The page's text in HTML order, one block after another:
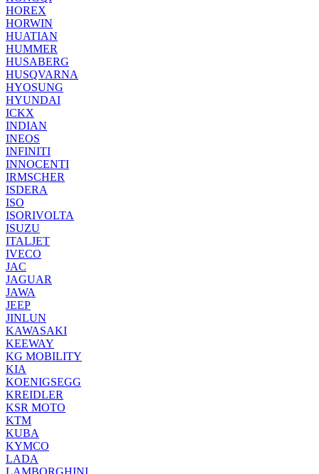
HOREX
HORWIN
HUATIAN
HUMMER
HUSABERG
HUSQVARNA
HYOSUNG
HYUNDAI
ICKX
INDIAN
INEOS
INFINITI
INNOCENTI
IRMSCHER
ISDERA
ISO
ISORIVOLTA
ISUZU
ITALJET
IVECO
JAC
JAGUAR
JAWA
JEEP
JINLUN
KAWASAKI
KEEWAY
KG MOBILITY
KIA
KOENIGSEGG
KREIDLER
KSR MOTO
KTM
KUBA
KYMCO
LADA
LAMBORGHINI